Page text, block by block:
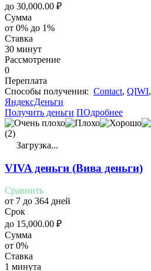
до 30,000.00 ₽
Сумма
от 0% до 1%
Ставка
30 минут
Рассмотрение
0
Переплата
Cпособы получения: Contact, QIWI,
ЯндексДеньги
Получить деньги ПОдробнее
(2)
Загрузка...
VIVA деньги (Вива деньги)
Сравнить
от 7 до 364 дней
Срок
до 15,000.00 ₽
Сумма
от 0%
Ставка
1 минута